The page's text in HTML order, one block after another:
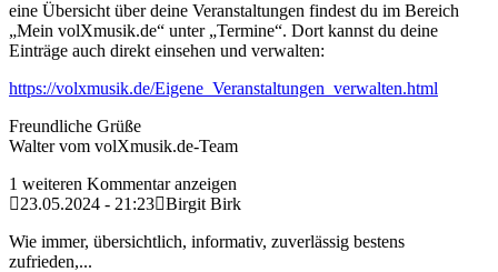
eine Übersicht über deine Veranstaltungen findest du im Bereich
„Mein volXmusik.de“ unter „Termine“. Dort kannst du deine
Einträge auch direkt einsehen und verwalten:
https://volxmusik.de/Eigene_Veranstaltungen_verwalten.html
Freundliche Grüße
Walter vom volXmusik.de-Team
1 weiteren Kommentar anzeigen
23.05.2024 - 21:23 Birgit Birk
Wie immer, übersichtlich, informativ, zuverlässig bestens
zufrieden,...